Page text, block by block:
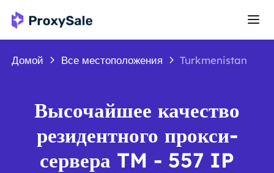
Домой Все местоположения Turkmenistan
Высочайшее качество
резидентного прокси-
сервера TM - 557 IP